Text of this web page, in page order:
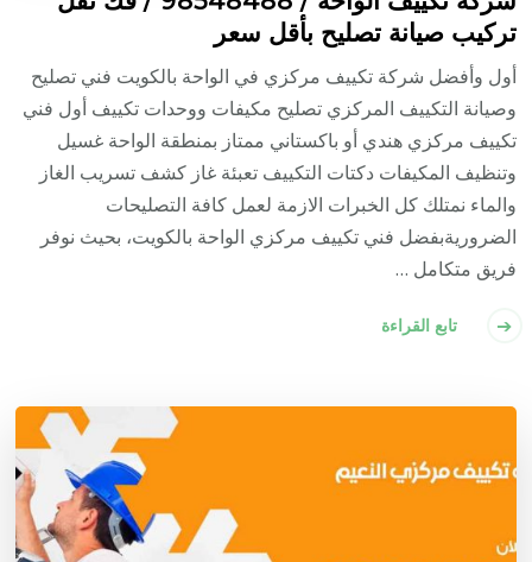
تركيب صيانة تصليح بأقل سعر
أول وأفضل شركة تكييف مركزي في الواحة بالكويت فني تصليح
وصيانة التكييف المركزي تصليح مكيفات ووحدات تكييف أول فني
تكييف مركزي هندي أو باكستاني ممتاز بمنطقة الواحة غسيل
وتنظيف المكيفات دكتات التكييف تعبئة غاز كشف تسريب الغاز
والماء نمتلك كل الخبرات الازمة لعمل كافة التصليحات
الضروريةبفضل فني تكييف مركزي الواحة بالكويت، بحيث نوفر
فريق متكامل …
تابع القراءة